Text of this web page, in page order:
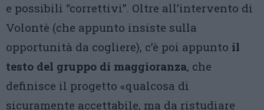
e possibili “correttivi”. Oltre all’intervento di
Volontè (che appunto insiste sulla
opportunità da cogliere), c’è poi appunto il
testo del gruppo di maggioranza, che
definisce il progetto «qualcosa di
sicuramente accettabile, ma da ristudiare